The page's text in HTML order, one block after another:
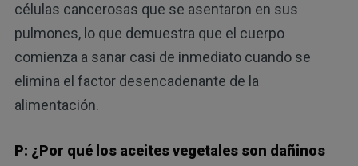
células cancerosas que se asentaron en sus
pulmones, lo que demuestra que el cuerpo
comienza a sanar casi de inmediato cuando se
elimina el factor desencadenante de la
alimentación.
P: ¿Por qué los aceites vegetales son dañinos